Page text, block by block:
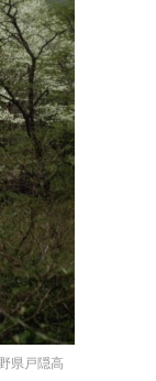
県戸隠高